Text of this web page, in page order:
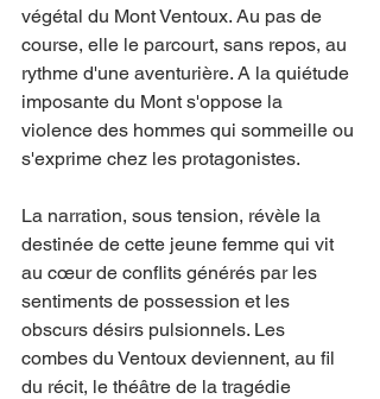
végétal du Mont Ventoux. Au pas de
course, elle le parcourt, sans repos, au
rythme d'une aventurière. A la quiétude
imposante du Mont s'oppose la
violence des hommes qui sommeille ou
s'exprime chez les protagonistes.
La narration, sous tension, révèle la
destinée de cette jeune femme qui vit
au cœur de conflits générés par les
sentiments de possession et les
obscurs désirs pulsionnels. Les
combes du Ventoux deviennent, au fil
du récit, le théâtre de la tragédie